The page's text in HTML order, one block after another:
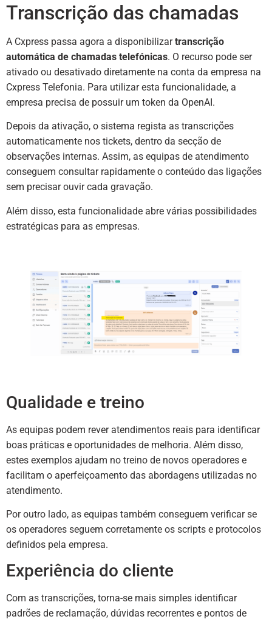
Transcrição das chamadas
A Cxpress passa agora a disponibilizartranscrição
automática de chamadas telefónicas. O recurso pode ser
ativado ou desativado diretamente na conta da empresa na
Cxpress Telefonia. Para utilizar esta funcionalidade, a
empresa precisa de possuir um token da OpenAI.
Depois da ativação, o sistema regista as transcrições
automaticamente nos tickets, dentro da secção de
observações internas. Assim, as equipas de atendimento
conseguem consultar rapidamente o conteúdo das ligações
sem precisar ouvir cada gravação.
Além disso, esta funcionalidade abre várias possibilidades
estratégicas para as empresas.
Qualidade e treino
As equipas podem rever atendimentos reais para identificar
boas práticas e oportunidades de melhoria. Além disso,
estes exemplos ajudam no treino de novos operadores e
facilitam o aperfeiçoamento das abordagens utilizadas no
atendimento.
Por outro lado, as equipas também conseguem verificar se
os operadores seguem corretamente os scripts e protocolos
definidos pela empresa.
Experiência do cliente
Com as transcrições, torna-se mais simples identificar
padrões de reclamação, dúvidas recorrentes e pontos de